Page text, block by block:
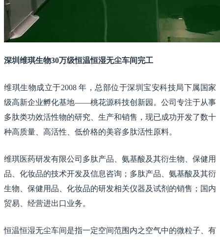
深圳维琪生物30万级恒温恒湿无尘车间完工
维琪生物成立于2008 年，总部位于深圳宝安科技局下属国家
级高新企业孵化基地——桃花源科技创新园。公司专注于从事
多肽类功效活性物的研究、生产和销售，现已成功开发了数十
种高质量、高活性、低价格的美容多肽活性原料。
维琪医药研发有限公司多肽产品、氨基酸及其衍生物、保健用
品、化妆品的技术开发及信息咨询；多肽产品、氨基酸及其衍
生物、保健用品、化妆品的研发相关仪器及试剂的销售；国内
贸易、经营进出口业务。
恒温恒湿无尘车间是指一定空间范围内之空气中的微粒子、有